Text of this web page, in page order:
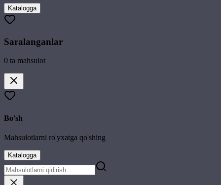
Katalogga
Saralanganlar
0 ta mahsulot
Bo'sh
Mahsulotlarni ro'yxatga qo'shing
Katalogga